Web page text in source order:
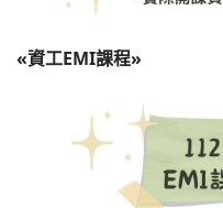
«資工EMI課程»